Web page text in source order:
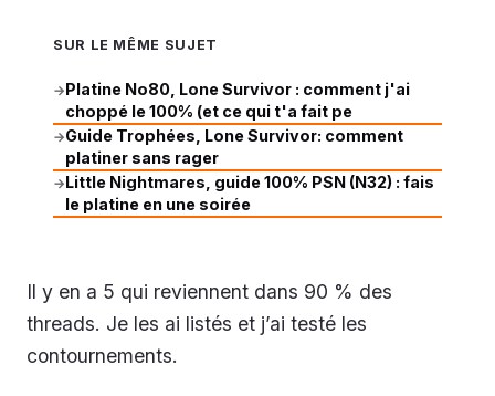
SUR LE MÊME SUJET
→Platine No80, Lone Survivor : comment j'ai
choppé le 100% (et ce qui t'a fait pe
→Guide Trophées, Lone Survivor: comment
platiner sans rager
→Little Nightmares, guide 100% PSN (N32) : fais
le platine en une soirée
Il y en a 5 qui reviennent dans 90 % des
threads. Je les ai listés et j’ai testé les
contournements.